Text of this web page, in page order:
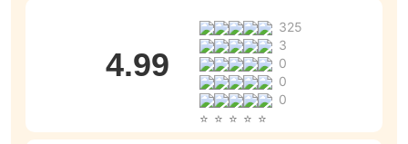
4.99
325
3
0
0
0